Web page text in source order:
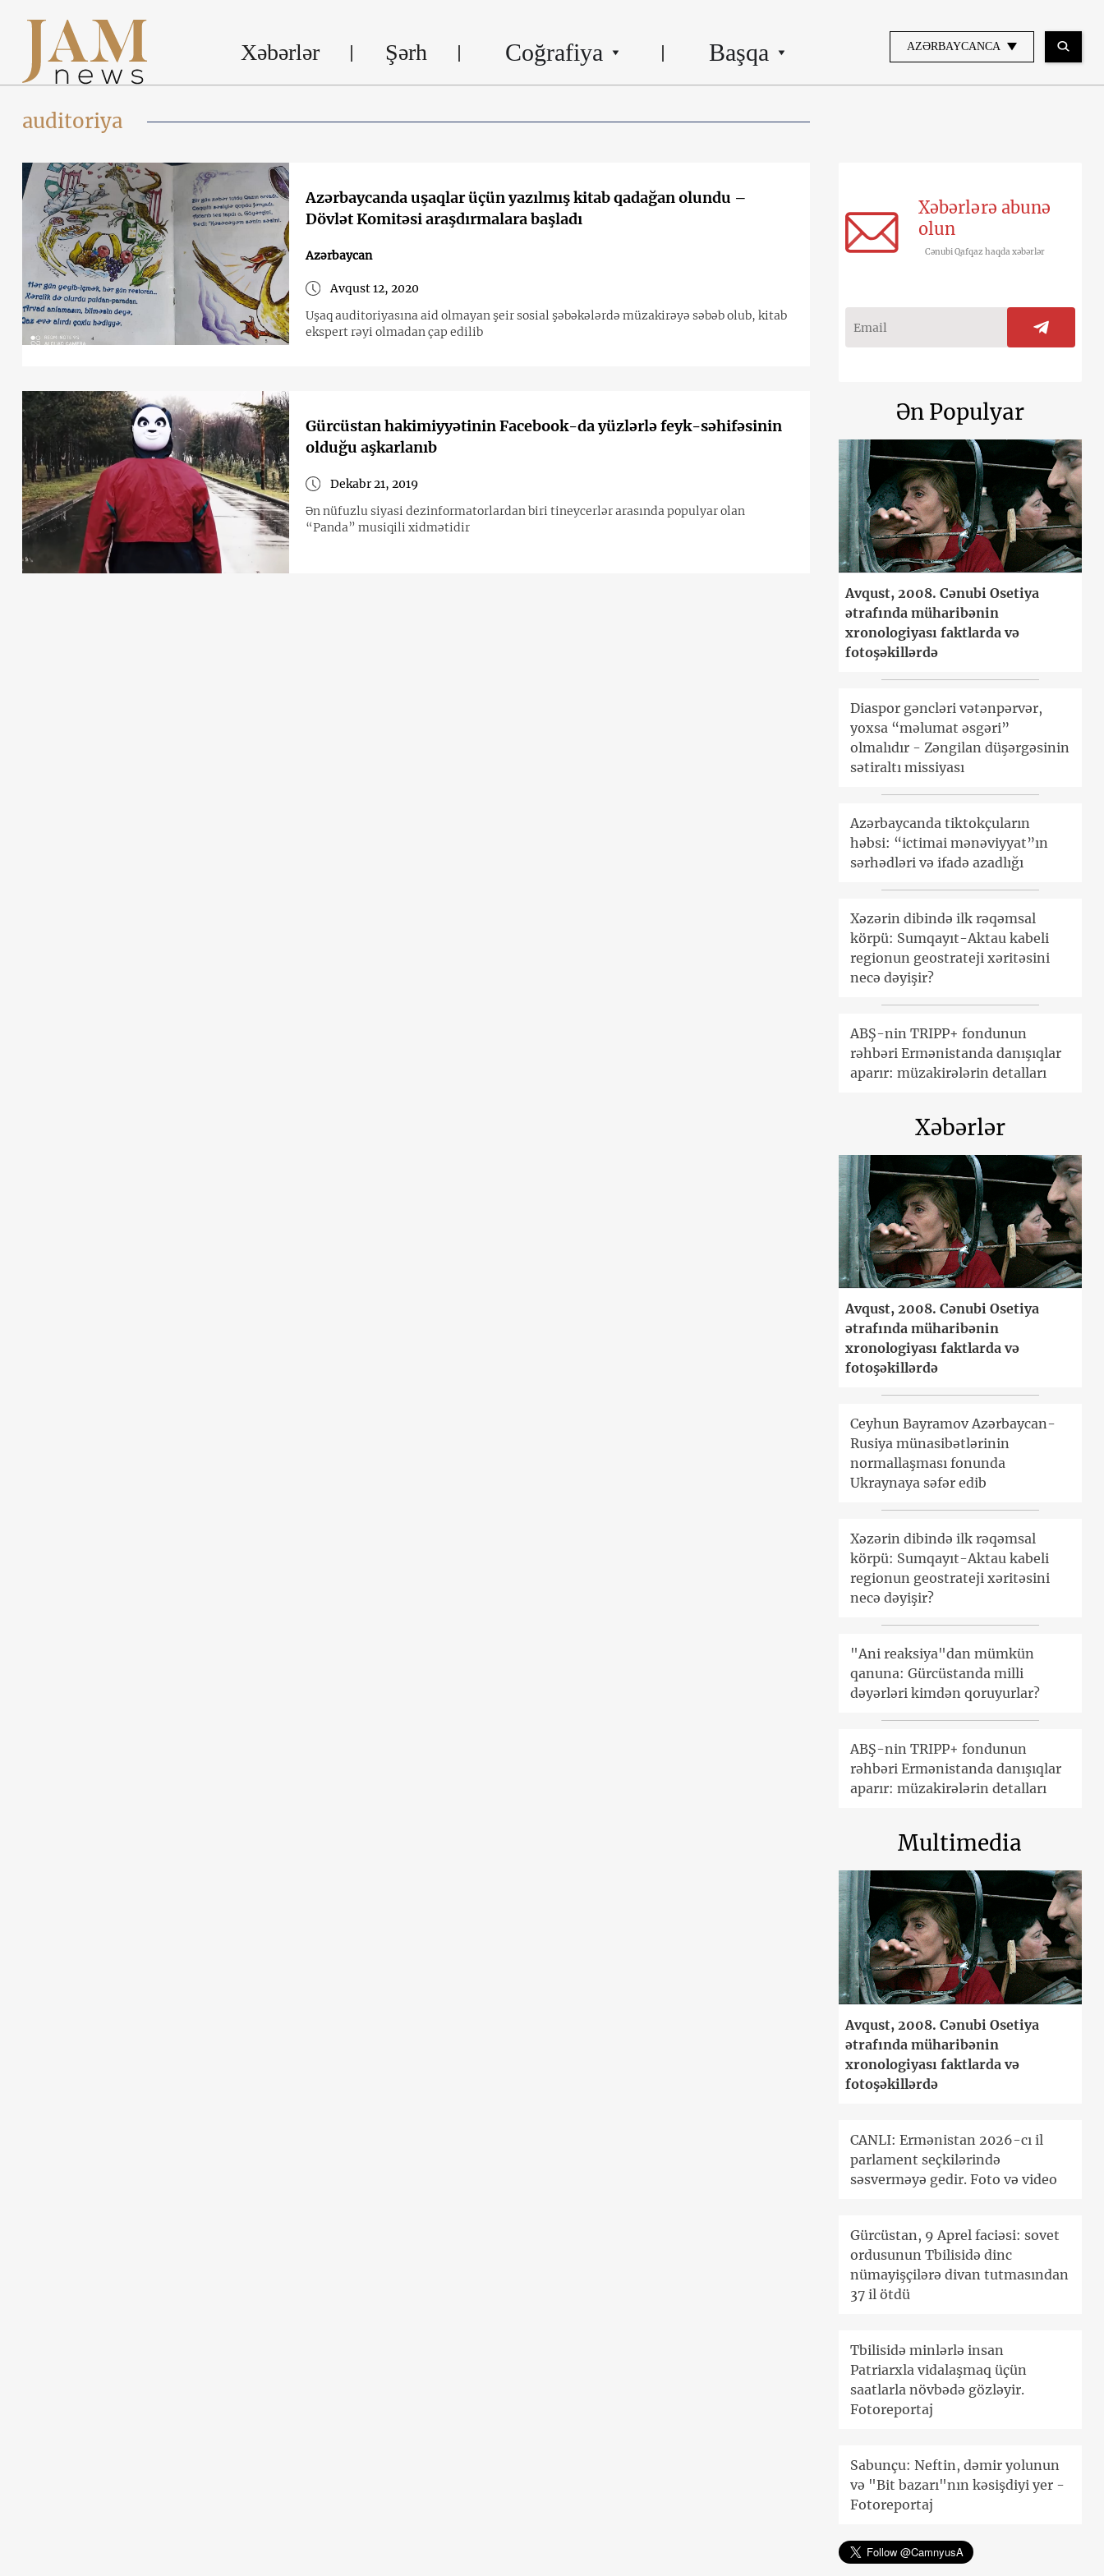
Xəbərlər Şərh Coğrafiya Başqa AZƏRBAYCANCA
auditoriya
Azərbaycanda uşaqlar üçün yazılmış kitab qadağan olundu –
Dövlət Komitəsi araşdırmalara başladı
Azərbaycan
Avqust 12, 2020
Uşaq auditoriyasına aid olmayan şeir sosial şəbəkələrdə müzakirəyə səbəb olub, kitab
ekspert rəyi olmadan çap edilib
Gürcüstan hakimiyyətinin Facebook-da yüzlərlə feyk-səhifəsinin
olduğu aşkarlanıb
Dekabr 21, 2019
Ən nüfuzlu siyasi dezinformatorlardan biri tineycerlər arasında populyar olan
“Panda” musiqili xidmətidir
Xəbərlərə abunə
olun
Cənubi Qafqaz haqda xəbərlər
Ən Populyar
Avqust, 2008. Cənubi Osetiya
ətrafında müharibənin
xronologiyası faktlarda və
fotoşəkillərdə
Diaspor gəncləri vətənpərvər,
yoxsa “məlumat əsgəri”
olmalıdır - Zəngilan düşərgəsinin
sətiraltı missiyası
Azərbaycanda tiktokçuların
həbsi: “ictimai mənəviyyat”ın
sərhədləri və ifadə azadlığı
Xəzərin dibində ilk rəqəmsal
körpü: Sumqayıt-Aktau kabeli
regionun geostrateji xəritəsini
necə dəyişir?
ABŞ-nin TRIPP+ fondunun
rəhbəri Ermənistanda danışıqlar
aparır: müzakirələrin detalları
Xəbərlər
Avqust, 2008. Cənubi Osetiya
ətrafında müharibənin
xronologiyası faktlarda və
fotoşəkillərdə
Ceyhun Bayramov Azərbaycan-
Rusiya münasibətlərinin
normallaşması fonunda
Ukraynaya səfər edib
Xəzərin dibində ilk rəqəmsal
körpü: Sumqayıt-Aktau kabeli
regionun geostrateji xəritəsini
necə dəyişir?
"Ani reaksiya"dan mümkün
qanuna: Gürcüstanda milli
dəyərləri kimdən qoruyurlar?
ABŞ-nin TRIPP+ fondunun
rəhbəri Ermənistanda danışıqlar
aparır: müzakirələrin detalları
Multimedia
Avqust, 2008. Cənubi Osetiya
ətrafında müharibənin
xronologiyası faktlarda və
fotoşəkillərdə
CANLI: Ermənistan 2026-cı il
parlament seçkilərində
səsverməyə gedir. Foto və video
Gürcüstan, 9 Aprel faciəsi: sovet
ordusunun Tbilisidə dinc
nümayişçilərə divan tutmasından
37 il ötdü
Tbilisidə minlərlə insan
Patriarxla vidalaşmaq üçün
saatlarla növbədə gözləyir.
Fotoreportaj
Sabunçu: Neftin, dəmir yolunun
və "Bit bazarı"nın kəsişdiyi yer -
Fotoreportaj